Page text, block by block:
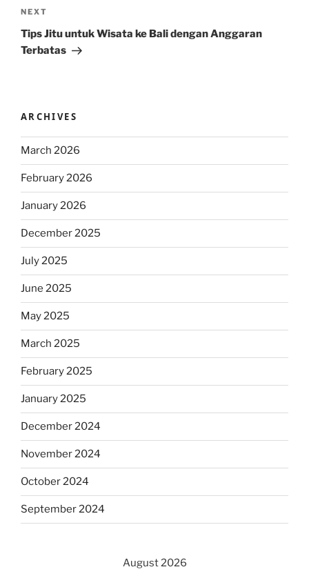
Next
Post
NEXT
Tips Jitu untuk Wisata ke Bali dengan Anggaran
Terbatas
ARCHIVES
March 2026
February 2026
January 2026
December 2025
July 2025
June 2025
May 2025
March 2025
February 2025
January 2025
December 2024
November 2024
October 2024
September 2024
August 2026